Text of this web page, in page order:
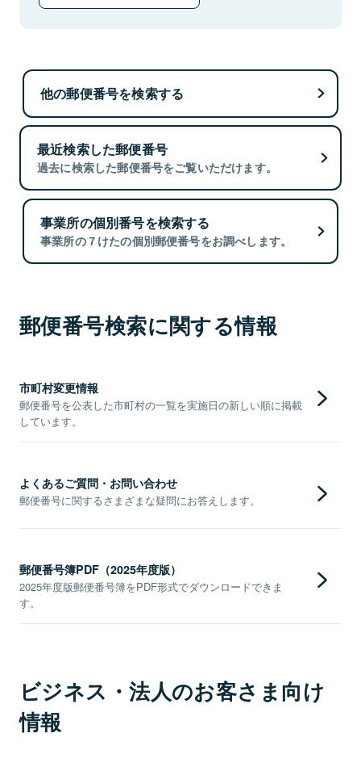
他の郵便番号を検索する
最近検索した郵便番号
過去に検索した郵便番号をご覧いただけます。
事業所の個別番号を検索する
事業所の７けたの個別郵便番号をお調べします。
郵便番号検索に関する情報
市町村変更情報
郵便番号を公表した市町村の一覧を実施日の新しい順に掲載
しています。
よくあるご質問・お問い合わせ
郵便番号に関するさまざまな疑問にお答えします。
郵便番号簿PDF（2025年度版）
2025年度版郵便番号簿をPDF形式でダウンロードできま
す。
ビジネス・法人のお客さま向け
情報